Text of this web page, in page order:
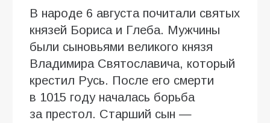
В народе 6 августа почитали святых
князей Бориса и Глеба. Мужчины
были сыновьями великого князя
Владимира Святославича, который
крестил Русь. После его смерти
в 1015 году началась борьба
за престол. Старший сын —